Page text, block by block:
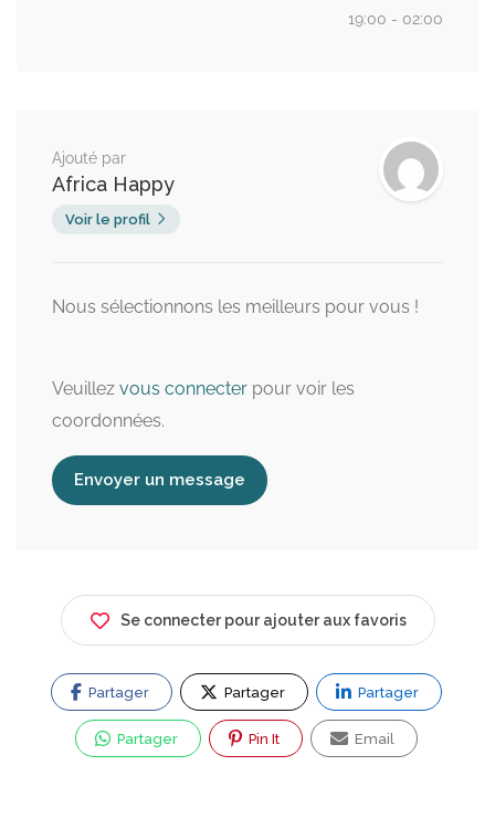
19:00 - 02:00
Ajouté par
Africa Happy
Voir le profil
Nous sélectionnons les meilleurs pour vous !
Veuillez vous connecter pour voir les
coordonnées.
Envoyer un message
Se connecter pour ajouter aux favoris
Partager Partager Partager
Partager Pin It Email